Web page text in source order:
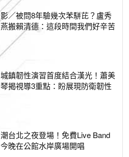
影／被問8年驗幾次苯駢芘？盧秀
燕搬賴清德：這段時間我們好辛苦
城鎮韌性演習首度結合漢光！蕭美
琴揭視導3重點：盼展現防衛韌性
潮台北之夜登場！免費Live Band
今晚在公館水岸廣場開唱